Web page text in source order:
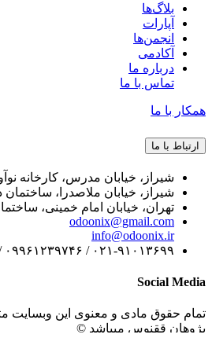
بلاگ‌ها
آپارات
انجمن‌ها
آکادمی
درباره ما
تماس با ما
همکار با ما
ارتباط با ما
شیراز، خیابان مدرس، کارخانه
شیراز، خیابان ملاصدرا، ساختمان
تهران، خیابان امام خمینی،
odoonix@gmail.com
info@odoonix.ir
۰۲۱-۹۱۰۱۳۶۹۹ / ۰۹۹۶۱۲۳۹۷۴۶ / ۰۹۱۰۱۹۸۱۷۱۳-۱۴
Social Media
تمام حقوق مادی و معنوی این وبسایت
پژوهان ققنوس میباشد ©